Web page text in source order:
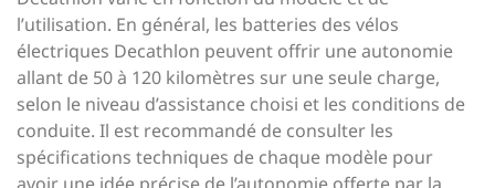
l’utilisation. En général, les batteries des vélos
électriques Decathlon peuvent offrir une autonomie
allant de 50 à 120 kilomètres sur une seule charge,
selon le niveau d’assistance choisi et les conditions de
conduite. Il est recommandé de consulter les
spécifications techniques de chaque modèle pour